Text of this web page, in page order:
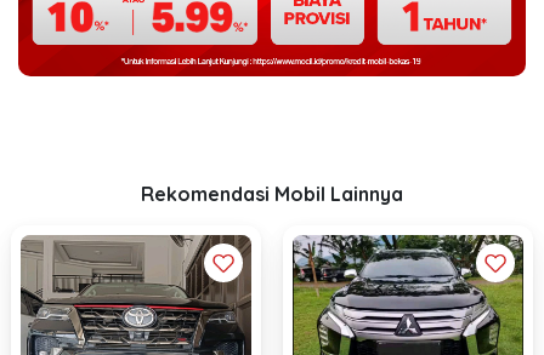
Rekomendasi Mobil Lainnya